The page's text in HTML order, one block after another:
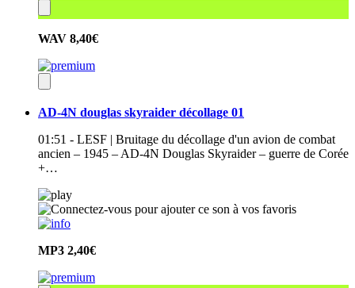
WAV 8,40€
AD-4N douglas skyraider décollage 01
01:51 - LESF | Bruitage du décollage d'un avion de combat
ancien – 1945 – AD-4N Douglas Skyraider – guerre de Corée
+…
MP3 2,40€